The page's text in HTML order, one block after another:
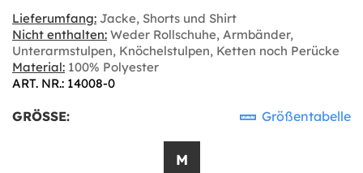
Lieferumfang: Jacke, Shorts und Shirt
Nicht enthalten: Weder Rollschuhe, Armbänder,
Unterarmstulpen, Knöchelstulpen, Ketten noch Perücke
Material: 100% Polyester
ART. NR.: 14008-0
GRÖSSE: Größentabelle
M